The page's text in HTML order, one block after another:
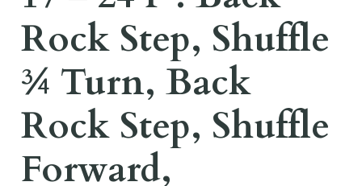
Rock Step, Shuffle
¾ Turn, Back
Rock Step, Shuffle
Forward,